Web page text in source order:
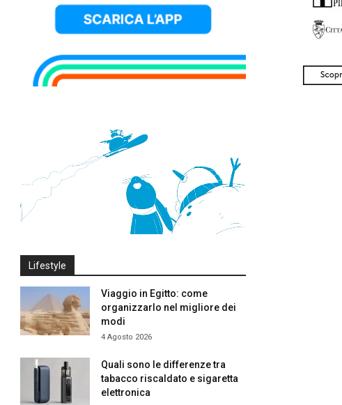
Lifestyle
Viaggio in Egitto: come
organizzarlo nel migliore dei
modi
4 Agosto 2026
Quali sono le differenze tra
tabacco riscaldato e sigaretta
elettronica